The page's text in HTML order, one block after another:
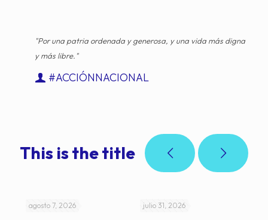
"Por una patria ordenada y generosa, y una vida más digna
y más libre."
#ACCIÓNNACIONAL
This is the title
agosto 7, 2026 julio 31, 2026